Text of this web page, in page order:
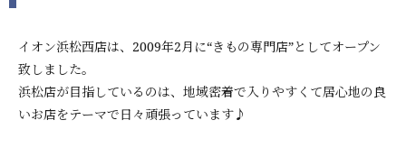
イオン浜松西店は、2009年2月に“きもの専門店”としてオープン
致しました。
浜松店が目指しているのは、地域密着で入りやすくて居心地の良
いお店をテーマで日々頑張っています♪